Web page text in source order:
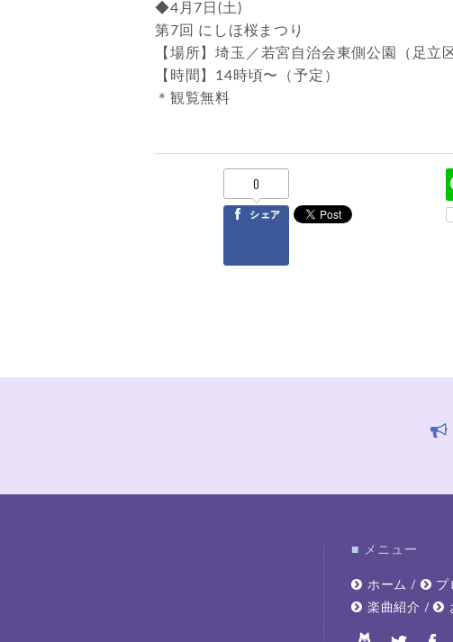
◆4月7日(土)
第7回 にしほ桜まつり
【場所】埼玉／若宮自治会東側公園（足立
【時間】14時頃〜（予定）
＊観覧無料
0
シェア
■ メニュー
ホーム / プ
楽曲紹介 /